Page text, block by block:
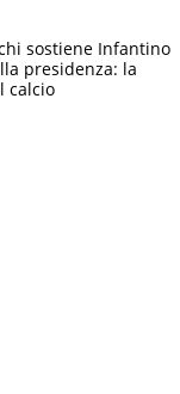
sostiene Infantino
presidenza: la
calcio